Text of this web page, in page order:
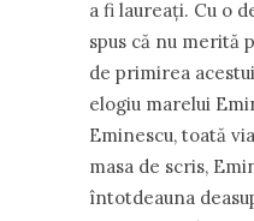
a fi laureaţi. Cu o
spus că nu merită
de primirea
elogiu marelui
Eminescu, toată
masa de scris,
întotdeauna